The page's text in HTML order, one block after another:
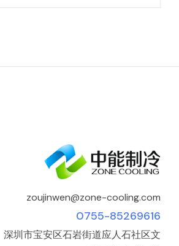
zoujinwen@zone-cooling.com
0755-85269616
深圳市宝安区石岩街道应人石社区文